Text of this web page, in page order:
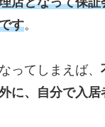
す。
ってしまえば、
に、自分で入